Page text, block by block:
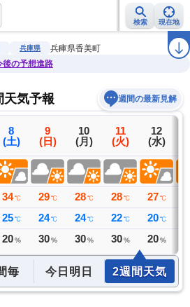
検索 現在地
地震情報 警報・注意報 ラ
兵庫県
兵庫県香美町
後の予想進路
天気予報 週間の最新見解
8
(土)
34 ℃
25 ℃
20 %
9
(日)
29 ℃
24 ℃
30 %
10
(月)
28 ℃
24 ℃
30 %
11
(火)
28 ℃
22 ℃
30 %
12
(水)
27 ℃
20 ℃
20 %
毎 今日明日 2週間天気